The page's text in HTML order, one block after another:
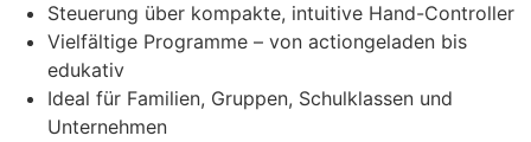
Steuerung über kompakte, intuitive Hand-Controller
Vielfältige Programme – von actiongeladen bis
edukativ
Ideal für Familien, Gruppen, Schulklassen und
Unternehmen